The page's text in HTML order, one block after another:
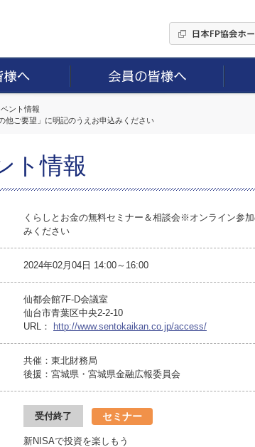
ベント情報
他ご要望」に明記のうえお申込みください
ト情報
くらしとお金の無料セミナー＆相談会※オンライン参
みください
2024年02月04日 14:00～16:00
仙都会館7F-D会議室
仙台市青葉区中央2-2-10
URL：
http://www.sentokaikan.co.jp/access/
共催：東北財務局
後援：宮城県・宮城県金融広報委員会
受付終了 セミナー
新NISAで投資を楽しもう